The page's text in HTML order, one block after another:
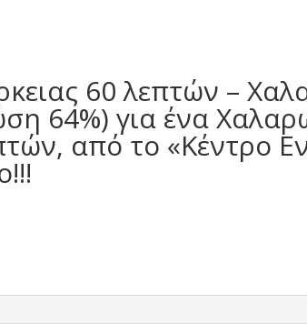
60 λεπτών –
64%) για ένα
από το «Κέντρο